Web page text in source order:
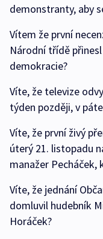
demonstranty, aby
Vítem že první
Národní třídě
demokracie?
Víte, že televize
týden později, v
Víte, že první živý
úterý 21. listopadu
manažer Pecháček,
Víte, že jednání
domluvil hudebník
Horáček?